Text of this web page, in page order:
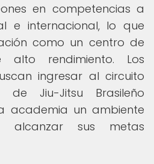
en competencias a
e internacional, lo que
como un centro de
alto rendimiento. Los
ingresar al circuito
de Jiu-Jitsu Brasileño
academia un ambiente
alcanzar sus metas